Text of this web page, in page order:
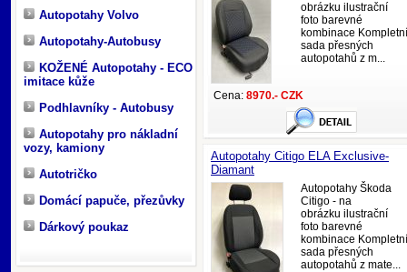
Autopotahy Volvo
Autopotahy-Autobusy
KOŽENÉ Autopotahy - ECO
imitace kůže
Podhlavníky - Autobusy
Autopotahy pro nákladní
vozy, kamiony
Autotričko
Domácí papuče, přezůvky
Dárkový poukaz
obrázku ilustrační
foto barevné
kombinace Kompletní
sada přesných
autopotahů z m...
Cena: 8970.- CZK
Autopotahy Citigo ELA Exclusive-
Diamant
Autopotahy Škoda
Citigo - na
obrázku ilustrační
foto barevné
kombinace Kompletní
sada přesných
autopotahů z mate...